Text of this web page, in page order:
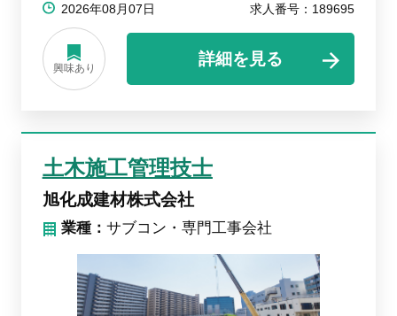
2026年08月07日 求人番号：189695
興味あり
詳細を見る
土木施工管理技士
旭化成建材株式会社
業種：サブコン・専門工事会社